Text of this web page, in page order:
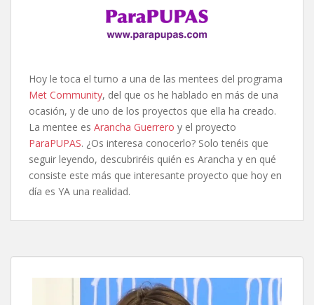
Hoy le toca el turno a una de las mentees del programa
Met Community, del que os he hablado en más de una
ocasión, y de uno de los proyectos que ella ha creado.
La mentee es Arancha Guerrero y el proyecto
ParaPUPAS. ¿Os interesa conocerlo? Solo tenéis que
seguir leyendo, descubriréis quién es Arancha y en qué
consiste este más que interesante proyecto que hoy en
día es YA una realidad.